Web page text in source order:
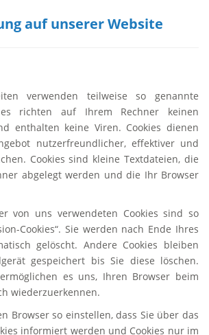
auf unserer Website
verwenden teilweise so genannte
richten auf Ihrem Rechner keinen
enthalten keine Viren. Cookies dienen
nutzerfreundlicher, effektiver und
Cookies sind kleine Textdateien, die
abgelegt werden und die Ihr Browser
von uns verwendeten Cookies sind so
Cookies“. Sie werden nach Ende Ihres
gelöscht. Andere Cookies bleiben
gespeichert bis Sie diese löschen.
es uns, Ihren Browser beim
wiederzuerkennen.
Browser so einstellen, dass Sie über das
informiert werden und Cookies nur im